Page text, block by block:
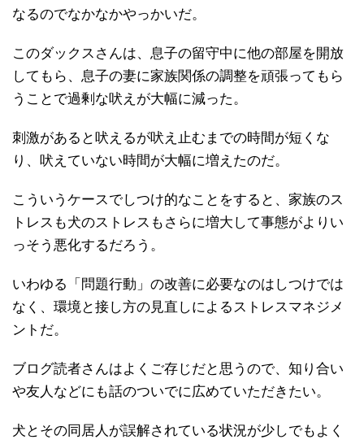
なるのでなかなかやっかいだ。
このダックスさんは、息子の留守中に他の部屋を開放
してもら、息子の妻に家族関係の調整を頑張ってもら
うことで過剰な吠えが大幅に減った。
刺激があると吠えるが吠え止むまでの時間が短くな
り、吠えていない時間が大幅に増えたのだ。
こういうケースでしつけ的なことをすると、家族のス
トレスも犬のストレスもさらに増大して事態がよりい
っそう悪化するだろう。
いわゆる「問題行動」の改善に必要なのはしつけでは
なく、環境と接し方の見直しによるストレスマネジメ
ントだ。
ブログ読者さんはよくご存じだと思うので、知り合い
や友人などにも話のついでに広めていただきたい。
犬とその同居人が誤解されている状況が少しでもよく